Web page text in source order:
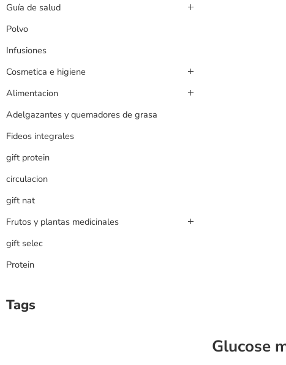
Glucose
Guía de salud
Polvo
Infusiones
Cosmetica e higiene
Alimentacion
Adelgazantes y quemadores de grasa
Fideos integrales
gift protein
circulacion
gift nat
Frutos y plantas medicinales
gift selec
Protein
Tags